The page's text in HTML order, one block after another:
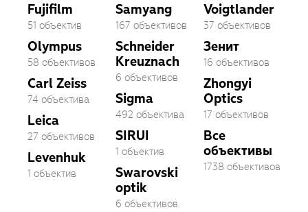
Fujifilm
51 объектив
Olympus
58 объективов
Carl Zeiss
74 объектива
Leica
27 объективов
Levenhuk
1 объектив
Samyang
167 объективов
Schneider
Kreuznach
6 объективов
Sigma
492 объектива
SIRUI
1 объектив
Swarovski
optik
6 объективов
Voigtlander
37 объективов
Зенит
16 объективов
Zhongyi
Optics
17 объективов
Все
объективы
1738 объективов